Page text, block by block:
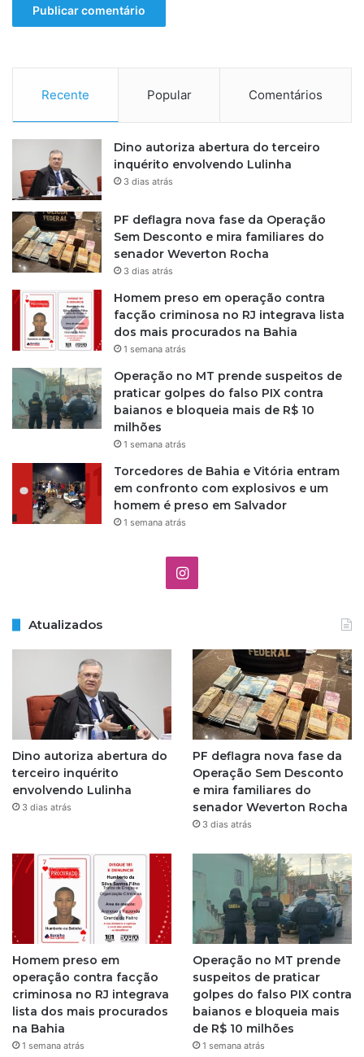
;
a
f
o
i
r
n
d
i
d
a
Recente Popular Comentários
Dino autoriza abertura do terceiro
inquérito envolvendo Lulinha
3 dias atrás
PF deflagra nova fase da Operação
Sem Desconto e mira familiares do
senador Weverton Rocha
3 dias atrás
Homem preso em operação contra
facção criminosa no RJ integrava lista
dos mais procurados na Bahia
1 semana atrás
Operação no MT prende suspeitos de
praticar golpes do falso PIX contra
baianos e bloqueia mais de R$ 10
milhões
1 semana atrás
Torcedores de Bahia e Vitória entram
em confronto com explosivos e um
homem é preso em Salvador
1 semana atrás
I
t
a
g
r
m
Atualizados
Dino autoriza abertura do
terceiro inquérito
envolvendo Lulinha
3 dias atrás
PF deflagra nova fase da
Operação Sem Desconto
e mira familiares do
senador Weverton Rocha
3 dias atrás
Homem preso em
operação contra facção
criminosa no RJ integrava
lista dos mais procurados
na Bahia
1 semana atrás
Operação no MT prende
suspeitos de praticar
golpes do falso PIX contra
baianos e bloqueia mais
de R$ 10 milhões
1 semana atrás